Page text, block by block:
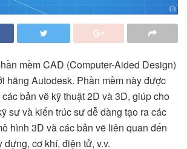
mềm CAD (Computer-Aided Design)
hãng Autodesk. Phần mềm này được
bản vẽ kỹ thuật 2D và 3D, giúp cho
sư và kiến trúc sư dễ dàng tạo ra các
hình 3D và các bản vẽ liên quan đến
dựng, cơ khí, điện tử, v.v.